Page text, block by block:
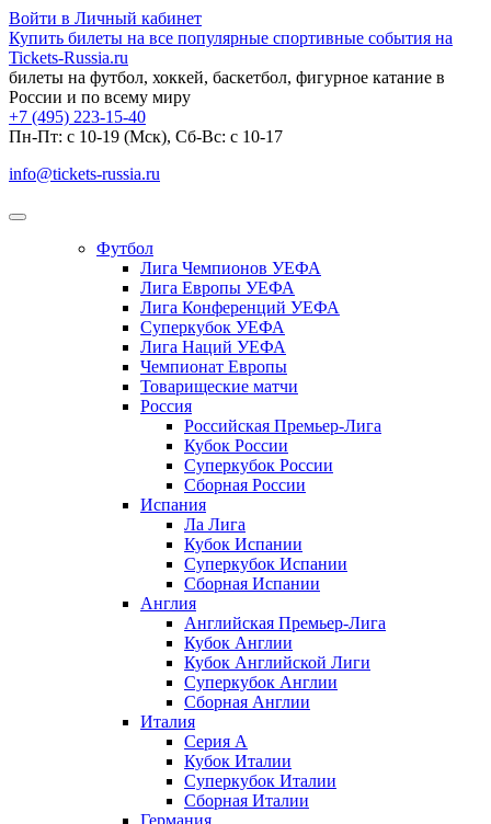
Войти в Личный кабинет
Купить билеты на все популярные спортивные события на
Tickets-Russia.ru
билеты на футбол, хоккей, баскетбол, фигурное катание в
России и по всему миру
+7 (495) 223-15-40
Пн-Пт: c 10-19 (Мск), Сб-Вс: с 10-17
info@tickets-russia.ru
Футбол
Лига Чемпионов УЕФА
Лига Европы УЕФА
Лига Конференций УЕФА
Суперкубок УЕФА
Лига Наций УЕФА
Чемпионат Европы
Товарищеские матчи
Россия
Российская Премьер-Лига
Кубок России
Суперкубок России
Сборная России
Испания
Ла Лига
Кубок Испании
Суперкубок Испании
Сборная Испании
Англия
Английская Премьер-Лига
Кубок Англии
Кубок Английской Лиги
Суперкубок Англии
Сборная Англии
Италия
Серия А
Кубок Италии
Суперкубок Италии
Сборная Италии
Германия